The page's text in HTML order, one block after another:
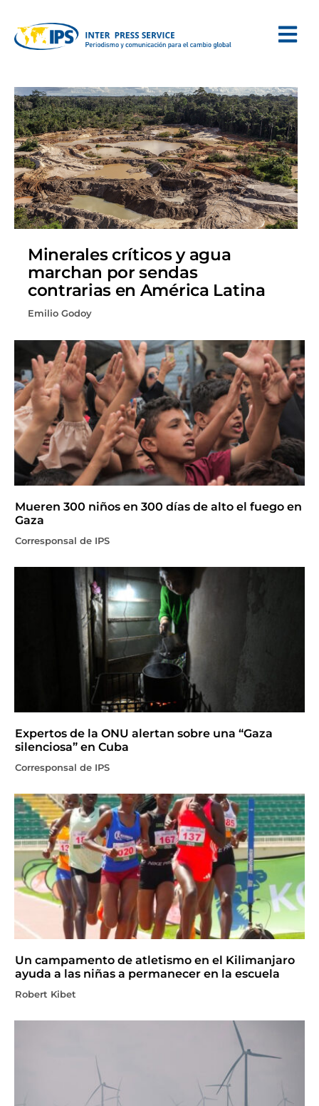
Minerales críticos y agua
marchan por sendas
contrarias en América Latina
Emilio Godoy
Mueren 300 niños en 300 días de alto el fuego en
Gaza
Corresponsal de IPS
Expertos de la ONU alertan sobre una “Gaza
silenciosa” en Cuba
Corresponsal de IPS
Un campamento de atletismo en el Kilimanjaro
ayuda a las niñas a permanecer en la escuela
Robert Kibet